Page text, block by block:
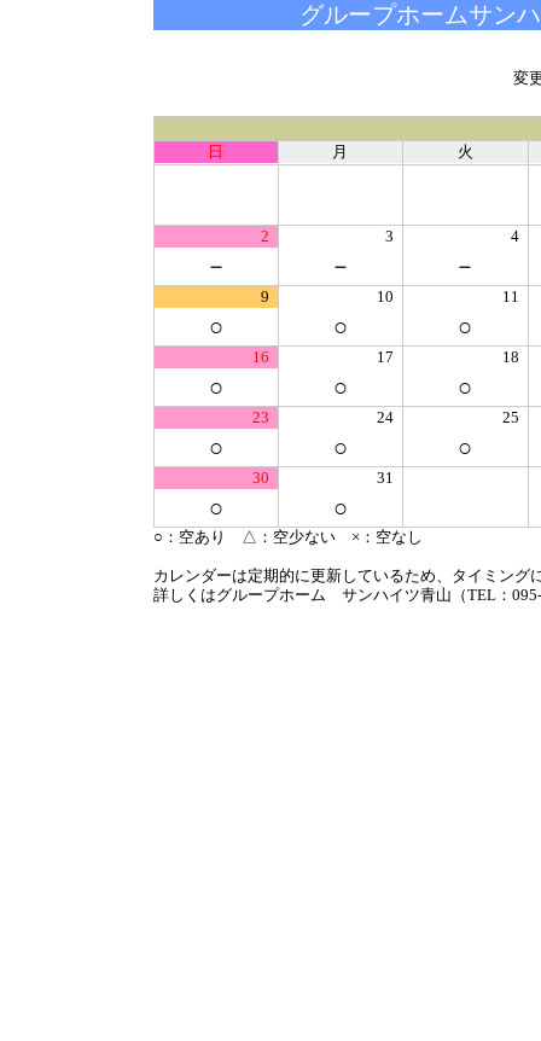
グループホームサン
変
日 月 火
2
－
3
－
4
－
9
○
10
○
11
○
16
○
17
○
18
○
23
○
24
○
25
○
30
○
31
○
○：空あり △：空少ない ×：空なし
カレンダーは定期的に更新しているため、タイミン
詳しくはグループホーム サンハイツ青山（TEL：